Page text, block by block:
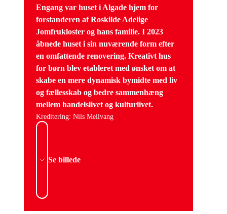
Engang var huset i Algade hjem for
forstanderen af Roskilde Adelige
Jomfrukloster og hans familie. I 2023
åbnede huset i sin nuværende form efter
en omfattende renovering. Kreativt hus
for børn blev etableret med ønsket om at
skabe en mere dynamisk bymidte med liv
og fællesskab og bedre sammenhæng
mellem handelslivet og kulturlivet.
Kreditering: Nils Meilvang
Se billede